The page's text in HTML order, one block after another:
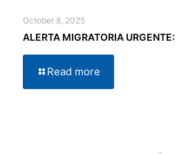
October 8, 2025
ALERTA MIGRATORIA
Read more